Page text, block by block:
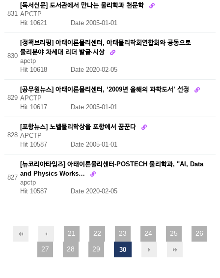
831
[독서신문] 도서관에서 만나는 물리학과 천문학
APCTP
Hit 10621
Date 2005-01-01
830
[정책브리핑] 아태이론물리센터, 아태물리학회연합회와 공동으로
물리분야 차세대 리더 발굴·시상
apctp
Hit 10618 Date 2020-02-05
829
[공무원뉴스] 아태이론물리센터, ‘2009년 올해의 과학도서’ 선정
APCTP
Hit 10617
Date 2005-01-01
828
[포항뉴스] 노벨물리학상을 포항에서 꿈꾼다
APCTP
Hit 10587
Date 2005-01-01
827
[뉴코리아타임즈] 아태이론물리센터-POSTECH 물리학과, "AI, Data
and Physics Works…
apctp
Hit 10587 Date 2020-02-05
21 22 23 24 25
26
27
28 29 30